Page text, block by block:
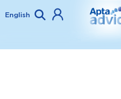
English